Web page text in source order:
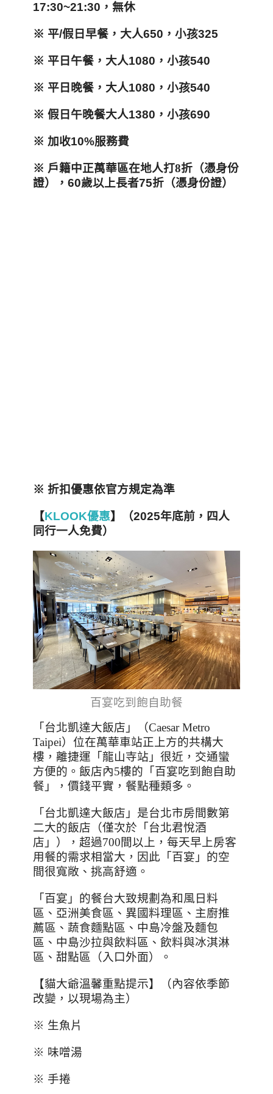
17:30~21:30，無休
※ 平/假日早餐，大人650，小孩325
※ 平日午餐，大人1080，小孩540
※ 平日晚餐，大人1080，小孩540
※ 假日午晚餐大人1380，小孩690
※ 加收10%服務費
※ 戶籍中正萬華區在地人打8折 （憑身份
證）， 60歲以上長者75折（憑身份證）
※ 折扣優惠依官方規定為準
【KLOOK優惠】（2025年底前，四人
同行一人免費）
百宴吃到飽自助餐
「台北凱達大飯店」（Caesar Metro
Taipei）位在萬華車站正上方的共構大
樓，離捷運「龍山寺站」很近，交通蠻
方便的。飯店內5樓的「百宴吃到飽自助
餐」，價錢平實，餐點種類多。
「台北凱達大飯店」是台北市房間數第
二大的飯店（僅次於「台北君悅酒
店」），超過700間以上，每天早上房客
用餐的需求相當大，因此「百宴」的空
間很寬敞、挑高舒適。
「百宴」的餐台大致規劃為和風日料
區、亞洲美食區、異國料理區、主廚推
薦區、蔬食麵點區、中島冷盤及麵包
區、中島沙拉與飲料區、飲料與冰淇淋
區、甜點區（入口外面）。
【貓大爺溫馨重點提示】（內容依季節
改變，以現場為主）
※ 生魚片
※ 味噌湯
※ 手捲